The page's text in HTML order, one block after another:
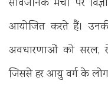
सार्वजनिक मंचों पर
आयोजित करते हैं।
अवधारणाओं को सरल,
जिससे हर आयु वर्ग के लोग